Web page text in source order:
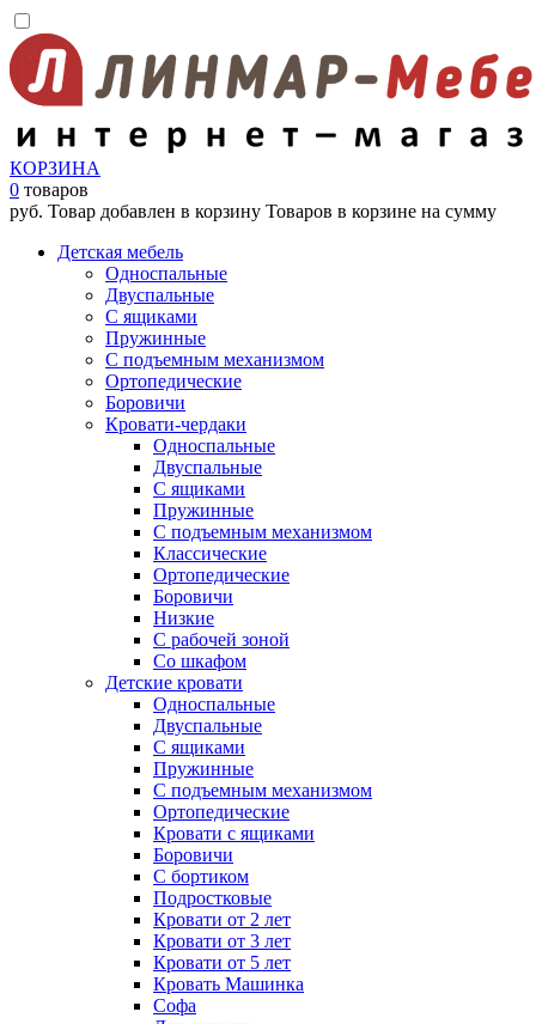
КОРЗИНА
0 товаров
руб. Товар добавлен в корзину Товаров в корзине на сумму
Детская мебель
Односпальные
Двуспальные
С ящиками
Пружинные
С подъемным механизмом
Ортопедические
Боровичи
Кровати-чердаки
Односпальные
Двуспальные
С ящиками
Пружинные
С подъемным механизмом
Классические
Ортопедические
Боровичи
Низкие
С рабочей зоной
Со шкафом
Детские кровати
Односпальные
Двуспальные
С ящиками
Пружинные
С подъемным механизмом
Ортопедические
Кровати с ящиками
Боровичи
С бортиком
Подростковые
Кровати от 2 лет
Кровати от 3 лет
Кровати от 5 лет
Кровать Машинка
Софа